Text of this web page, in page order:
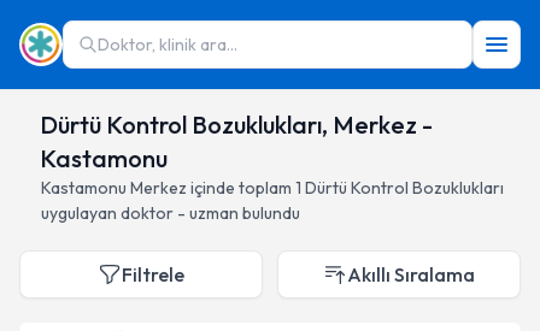
Doktor, klinik ara...
Dürtü Kontrol Bozuklukları, Merkez -
Kastamonu
Kastamonu Merkez içinde toplam 1 Dürtü Kontrol Bozuklukları
uygulayan doktor - uzman bulundu
Filtrele Akıllı Sıralama